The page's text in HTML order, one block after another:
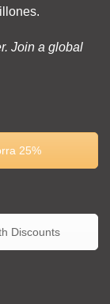
Join a global
25%
Discounts